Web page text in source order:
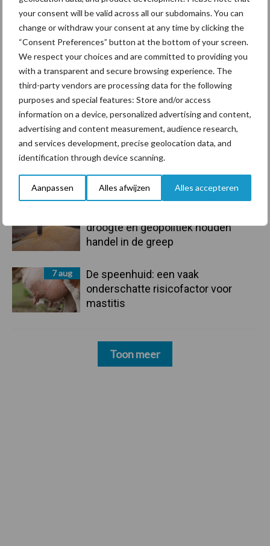
your consent will be valid across all our subdomains. You can
change or withdraw your consent at any time by clicking the
“Consent Preferences” button at the bottom of your screen.
We respect your choices and are committed to providing you
with a transparent and secure browsing experience. The
third-party vendors are processing data for the following
purposes and special features: Store and/or access
information on a device, personalized advertising and content,
advertising and content measurement, audience research,
and services development, precise geolocation data, and
identification through device scanning.
Aanpassen Alles afwijzen Alles accepteren
Sidebar
Recent nieuws
10 aug
Tot 5 ton per wiel om
ondergrondverdichting te beperken
10 aug
Jaarverslag 2025 Royal A-ware:
omzet groeit, nettoresultaat daalt
10 aug
Machines en werktuigen gewild
droogte en geopolitiek houden
handel in de greep
7 aug
De speenhuid: een vaak
onderschatte risicofactor voor
mastitis
Toon meer